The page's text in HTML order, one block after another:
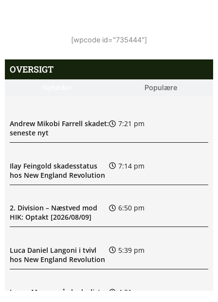
[wpcode id="735444"]
OVERSIGT
Populære
Andrew Mikobi Farrell skadet:
seneste nyt
7:21 pm
Ilay Feingold skadesstatus
hos New England Revolution
7:14 pm
2. Division – Næstved mod
HIK: Optakt [2026/08/09]
6:50 pm
Luca Daniel Langoni i tvivl
hos New England Revolution
5:39 pm
James Maurer på skadeslisten
4:21 pm